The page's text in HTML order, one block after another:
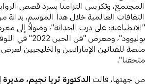
المجتمع، وتكريس التزامنا بسرد قصص
الثقافات العالمية خلال هذا الموسم، بداية
"الانطباعية: على درب الحداثة"، وصولاً إلى
بوليوود"، ومعرض "فن
منصة للفنانين الإماراتيين والخليجيين
متحفنا".
من جهتها، قالتالدكتورة ثريا نجيم، مديرة